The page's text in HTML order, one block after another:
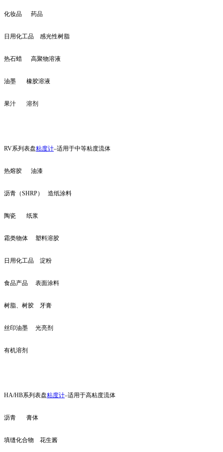
化妆品 药品
日用化工品 感光性树脂
热石蜡 高聚物溶液
油墨 橡胶溶液
果汁 溶剂
RV系列表盘粘度计–适用于中等粘度流体
热熔胶 油漆
沥青（SHRP） 造纸涂料
陶瓷 纸浆
霜类物体 塑料溶胶
日用化工品 淀粉
食品产品 表面涂料
树脂、树胶 牙膏
丝印油墨 光亮剂
有机溶剂
HA/HB系列表盘粘度计–适用于高粘度流体
沥青 膏体
填缝化合物 花生酱